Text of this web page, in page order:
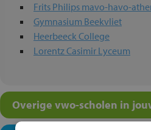
Frits Philips mavo-havo-
Gymnasium Beekvliet
Heerbeeck College
Lorentz Casimir Lyceum
Overige vwo-scholen in